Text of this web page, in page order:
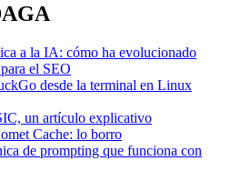
a la IA: cómo ha evolucionado
el SEO
desde la terminal en Linux
un artículo explicativo
Cache: lo borro
de prompting que funciona con